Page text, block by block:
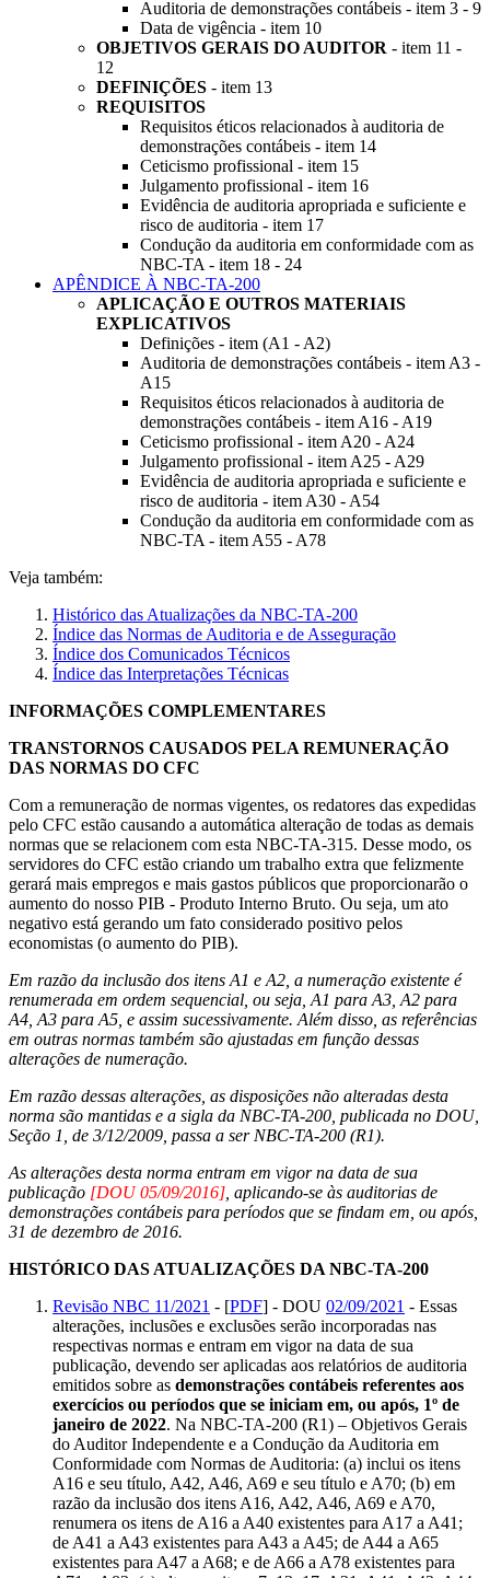
Auditoria de demonstrações contábeis - item 3 - 9
Data de vigência - item 10
OBJETIVOS GERAIS DO AUDITOR - item 11 -
12
DEFINIÇÕES - item 13
REQUISITOS
Requisitos éticos relacionados à auditoria de
demonstrações contábeis - item 14
Ceticismo profissional - item 15
Julgamento profissional - item 16
Evidência de auditoria apropriada e suficiente e
risco de auditoria - item 17
Condução da auditoria em conformidade com as
NBC-TA - item 18 - 24
APÊNDICE À NBC-TA-200
APLICAÇÃO E OUTROS MATERIAIS
EXPLICATIVOS
Definições - item (A1 - A2)
Auditoria de demonstrações contábeis - item A3 -
A15
Requisitos éticos relacionados à auditoria de
demonstrações contábeis - item A16 - A19
Ceticismo profissional - item A20 - A24
Julgamento profissional - item A25 - A29
Evidência de auditoria apropriada e suficiente e
risco de auditoria - item A30 - A54
Condução da auditoria em conformidade com as
NBC-TA - item A55 - A78
Veja também:
Histórico das Atualizações da NBC-TA-200
Índice das Normas de Auditoria e de Asseguração
Índice dos Comunicados Técnicos
Índice das Interpretações Técnicas
INFORMAÇÕES COMPLEMENTARES
TRANSTORNOS CAUSADOS PELA REMUNERAÇÃO
DAS NORMAS DO CFC
Com a remuneração de normas vigentes, os redatores das expedidas
pelo CFC estão causando a automática alteração de todas as demais
normas que se relacionem com esta NBC-TA-315. Desse modo, os
servidores do CFC estão criando um trabalho extra que felizmente
gerará mais empregos e mais gastos públicos que proporcionarão o
aumento do nosso PIB - Produto Interno Bruto. Ou seja, um ato
negativo está gerando um fato considerado positivo pelos
economistas (o aumento do PIB).
Em razão da inclusão dos itens A1 e A2, a numeração existente é
renumerada em ordem sequencial, ou seja, A1 para A3, A2 para
A4, A3 para A5, e assim sucessivamente. Além disso, as referências
em outras normas também são ajustadas em função dessas
alterações de numeração.
Em razão dessas alterações, as disposições não alteradas desta
norma são mantidas e a sigla da NBC-TA-200, publicada no DOU,
Seção 1, de 3/12/2009, passa a ser NBC-TA-200 (R1).
As alterações desta norma entram em vigor na data de sua
publicação [DOU 05/09/2016] , aplicando-se às auditorias de
demonstrações contábeis para períodos que se findam em, ou após,
31 de dezembro de 2016.
HISTÓRICO DAS ATUALIZAÇÕES DA NBC-TA-200
Revisão NBC 11/2021 - [PDF] - DOU 02/09/2021 - Essas
alterações, inclusões e exclusões serão incorporadas nas
respectivas normas e entram em vigor na data de sua
publicação, devendo ser aplicadas aos relatórios de auditoria
emitidos sobre as demonstrações contábeis referentes aos
exercícios ou períodos que se iniciam em, ou após, 1º de
janeiro de 2022. Na NBC-TA-200 (R1) – Objetivos Gerais
do Auditor Independente e a Condução da Auditoria em
Conformidade com Normas de Auditoria: (a) inclui os itens
A16 e seu título, A42, A46, A69 e seu título e A70; (b) em
razão da inclusão dos itens A16, A42, A46, A69 e A70,
renumera os itens de A16 a A40 existentes para A17 a A41;
de A41 a A43 existentes para A43 a A45; de A44 a A65
existentes para A47 a A68; e de A66 a A78 existentes para